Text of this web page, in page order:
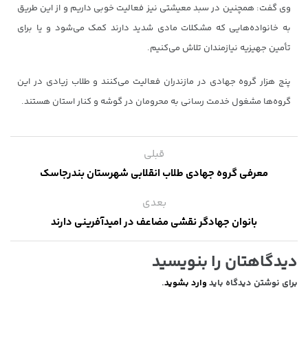
وی گفت: همچنین در سبد معیشتی نیز فعالیت خوبی داریم و از این طریق
به خانواده‌هایی که مشکلات مادی شدید دارند کمک می‌شود و یا برای
تأمین جهیزیه نیازمندان تلاش می‌کنیم.
پنج هزار گروه جهادی در مازندران فعالیت می‌کنند و طلاب زیادی در این
گروه‌ها مشغول خدمت رسانی به محرومان در گوشه و کنار استان هستند.
قبلی
معرفی گروه جهادی طلاب انقلابی شهرستان بندرجاسک
بعدی
بانوان جهادگر نقشی مضاعف در امیدآفرینی دارند
دیدگاهتان را بنویسید
برای نوشتن دیدگاه باید وارد بشوید.